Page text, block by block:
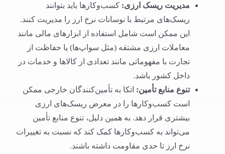
مدیریت ریسک ارزی: کسب‌وکارها باید بتوانند
ریسک‌های مرتبط با نوسانات نرخ ارز را مدیریت کنند.
این ممکن است شامل استفاده از ابزارهای مالی مانند
معاملات ارزی مشتقه (مثل سواپ‌ها) یا حفاظت از
تجارت با مفهوماتی مانند تعدادی از کالاها و خدمات در
داخل کشور باشد.
تنوع منابع تأمین: اتکا به تأمین‌کنندگان خارجی ممکن
است کسب‌وکارها را در معرض ریسک‌های ارزی
بیشتری قرار دهد. به همین دلیل، تنوع منابع تأمین
می‌تواند به کسب‌وکارها کمک کند که نسبت به تغییرات
نرخ ارز تا حدی مقاومت داشته باشند.